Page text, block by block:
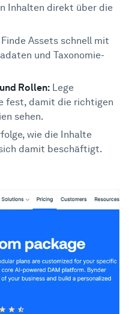
Inhalten direkt über die
Finde Assets schnell mit
und Taxonomie-
Rollen: Lege
fest, damit die richtigen
sehen.
wie die Inhalte
damit beschäftigt.